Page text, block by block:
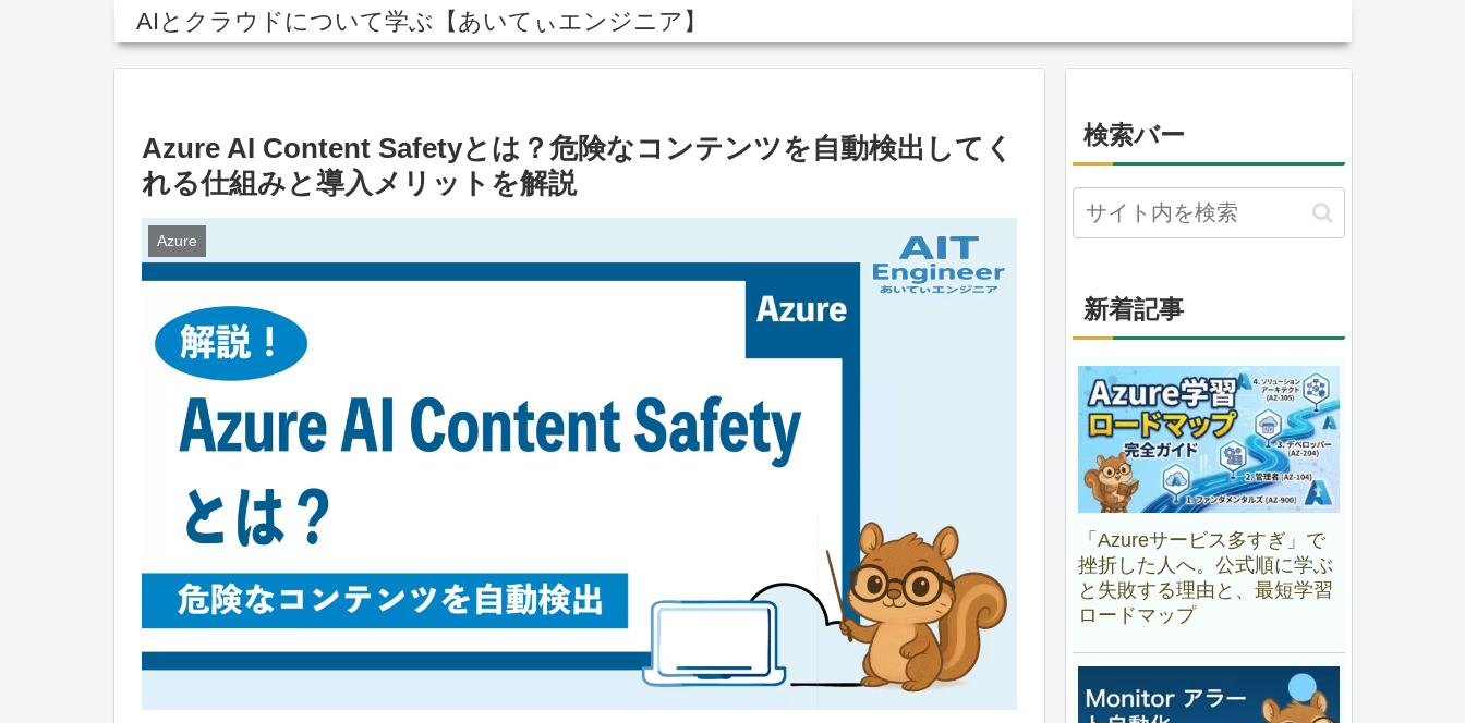
AIとクラウドについて学ぶ【あいてぃエンジニア】
Azure AI Content Safetyとは？危険なコンテンツを自動検出してく
れる仕組みと導入メリットを解説
Azure
検索バー
新着記事
「Azureサービス多すぎ」で
挫折した人へ。公式順に学ぶ
と失敗する理由と、最短学習
ロードマップ